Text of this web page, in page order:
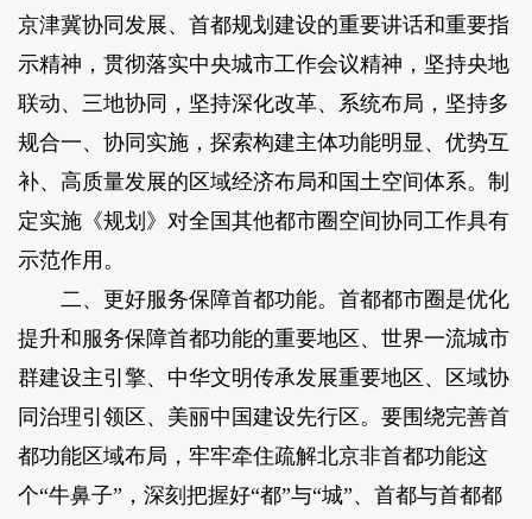
京津冀协同发展、首都规划建设的重要讲话和重要指
示精神，贯彻落实中央城市工作会议精神，坚持央地
联动、三地协同，坚持深化改革、系统布局，坚持多
规合一、协同实施，探索构建主体功能明显、优势互
补、高质量发展的区域经济布局和国土空间体系。制
定实施《规划》对全国其他都市圈空间协同工作具有
示范作用。
二、更好服务保障首都功能。首都都市圈是优化
提升和服务保障首都功能的重要地区、世界一流城市
群建设主引擎、中华文明传承发展重要地区、区域协
同治理引领区、美丽中国建设先行区。要围绕完善首
都功能区域布局，牢牢牵住疏解北京非首都功能这
个“牛鼻子”，深刻把握好“都”与“城”、首都与首都都